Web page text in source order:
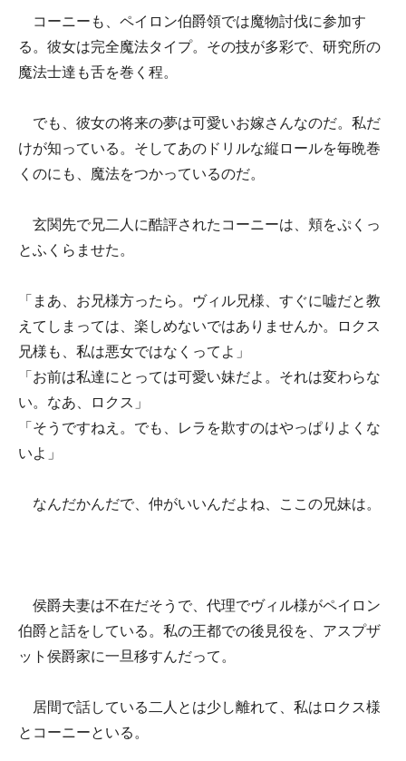
コーニーも、ペイロン伯爵領では魔物討伐に参加す
る。彼女は完全魔法タイプ。その技が多彩で、研究所の
魔法士達も舌を巻く程。
でも、彼女の将来の夢は可愛いお嫁さんなのだ。私だ
けが知っている。そしてあのドリルな縦ロールを毎晩巻
くのにも、魔法をつかっているのだ。
玄関先で兄二人に酷評されたコーニーは、頬をぷくっ
とふくらませた。
「まあ、お兄様方ったら。ヴィル兄様、すぐに嘘だと教
えてしまっては、楽しめないではありませんか。ロクス
兄様も、私は悪女ではなくってよ」
「お前は私達にとっては可愛い妹だよ。それは変わらな
い。なあ、ロクス」
「そうですねえ。でも、レラを欺すのはやっぱりよくな
いよ」
なんだかんだで、仲がいいんだよね、ここの兄妹は。
侯爵夫妻は不在だそうで、代理でヴィル様がペイロン
伯爵と話をしている。私の王都での後見役を、アスプザ
ット侯爵家に一旦移すんだって。
居間で話している二人とは少し離れて、私はロクス様
とコーニーといる。